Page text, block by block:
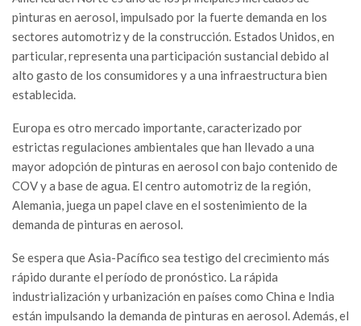
pinturas en aerosol, impulsado por la fuerte demanda en los
sectores automotriz y de la construcción. Estados Unidos, en
particular, representa una participación sustancial debido al
alto gasto de los consumidores y a una infraestructura bien
establecida.
Europa es otro mercado importante, caracterizado por
estrictas regulaciones ambientales que han llevado a una
mayor adopción de pinturas en aerosol con bajo contenido de
COV y a base de agua. El centro automotriz de la región,
Alemania, juega un papel clave en el sostenimiento de la
demanda de pinturas en aerosol.
Se espera que Asia-Pacífico sea testigo del crecimiento más
rápido durante el período de pronóstico. La rápida
industrialización y urbanización en países como China e India
están impulsando la demanda de pinturas en aerosol. Además, el